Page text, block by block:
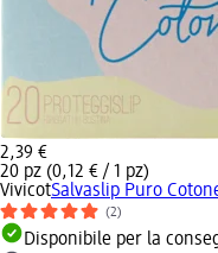
2,39 €
20 pz (0,12 € / 1 pz)
VivicotSalvaslip Puro
(2)
Disponibile per la